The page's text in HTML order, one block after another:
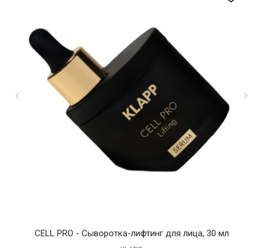
CELL PRO - Сыворотка-лифтинг для лица, 30 мл